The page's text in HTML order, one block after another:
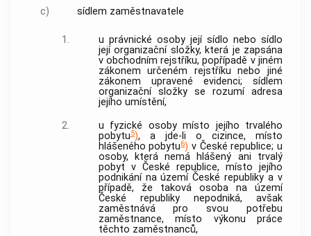
c) sídlem zaměstnavatele
1.
u právnické osoby její sídlo nebo sídlo
její organizační složky, která je zapsána
v obchodním rejstříku, popřípadě v jiném
zákonem určeném rejstříku nebo jiné
zákonem upravené evidenci; sídlem
organizační složkyse rozumí adresa
jejího umístění,
2.
u fyzické osoby místo jejího trvalého
pobytu5), a jde-li o cizince, místo
hlášeného pobytu6) v České republice; u
osoby, která nemá hlášený ani trvalý
pobyt v České republice, místo jejího
podnikání na území České republiky a v
případě, že taková osoba na území
České republiky nepodniká, avšak
zaměstnává pro svou potřebu
zaměstnance, místo výkonu práce
těchto zaměstnanců,